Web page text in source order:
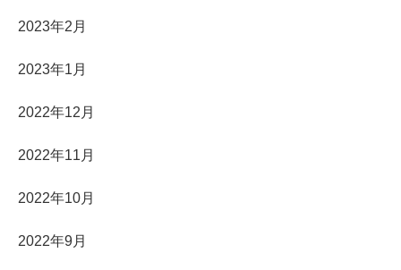
2023年2月
2023年1月
2022年12月
2022年11月
2022年10月
2022年9月